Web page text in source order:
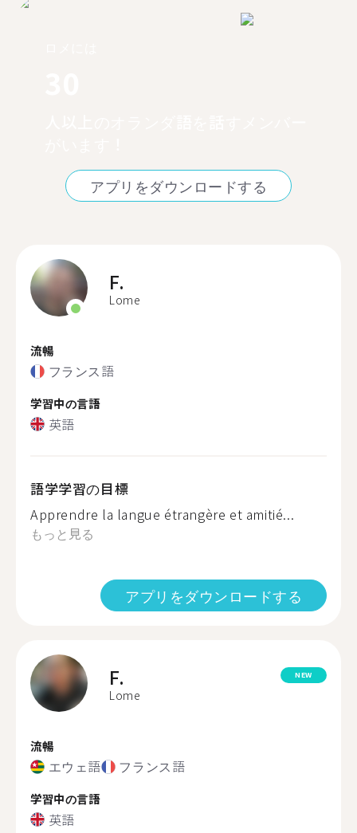
アプリをダウンロードする
F.
Lome
流暢
フランス語
学習中の言語
英語
語学学習の目標
Apprendre la langue étrangère et amitié...
もっと見る
アプリをダウンロードする
F.
Lome
NEW
流暢
エウェ語 フランス語
学習中の言語
英語